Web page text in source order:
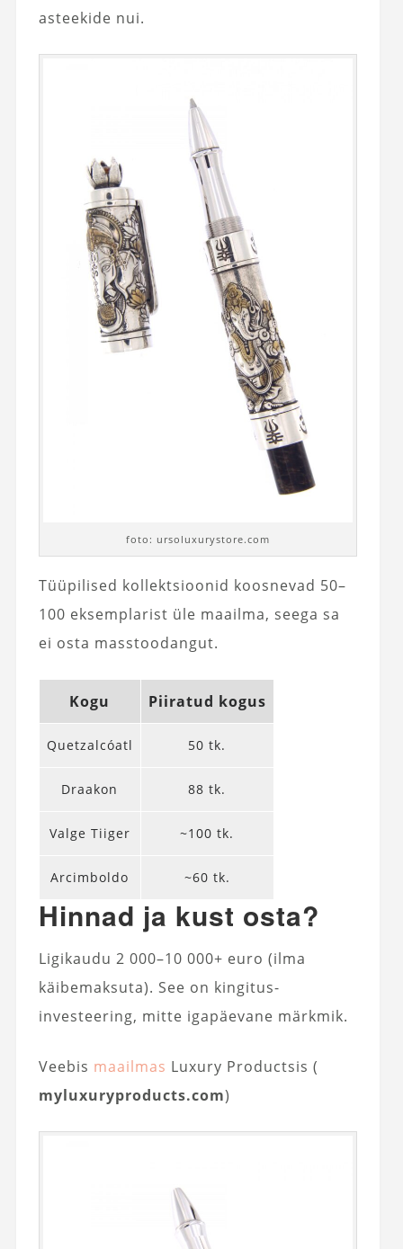
asteekide nui.
foto: ursoluxurystore.com
Tüüpilised kollektsioonid koosnevad 50–
100 eksemplarist üle maailma, seega sa
ei osta masstoodangut.
Kogu Piiratud kogus
Quetzalcóatl 50 tk.
Draakon 88 tk.
Valge Tiiger ~100 tk.
Arcimboldo ~60 tk.
Hinnad ja kust osta?
Ligikaudu 2 000–10 000+ euro (ilma
käibemaksuta). See on kingitus-
investeering, mitte igapäevane märkmik.
Veebis maailmas Luxury Productsis (
myluxuryproducts.com)